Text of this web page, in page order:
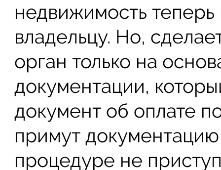
недвижимость
владельцу. Но,
орган только на
документации,
документ об оплате
примут
процедуре не